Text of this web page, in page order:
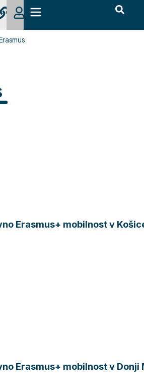
Erasmus
Erasmus+ mobilnost v
Erasmus+ mobilnost v Donji